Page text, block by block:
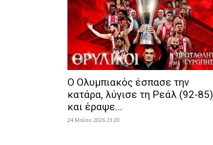
Ο Ολυμπιακός έσπασε την
κατάρα, λύγισε τη Ρεάλ (92-85)
και έραψε...
24 Μαΐου 2026 23:20